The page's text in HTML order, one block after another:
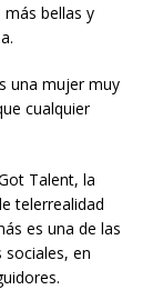
bellas y
una mujer muy
cualquier
Talent, la
telerrealidad
es una de las
sociales, en